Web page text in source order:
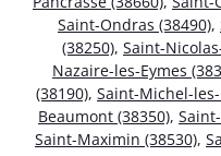
Saint-Ondras (38490),
(38250), Saint-
Nazaire-les-Eymes
(38190), Saint-Michel-
Beaumont (38350),
Saint-Maximin (38530),